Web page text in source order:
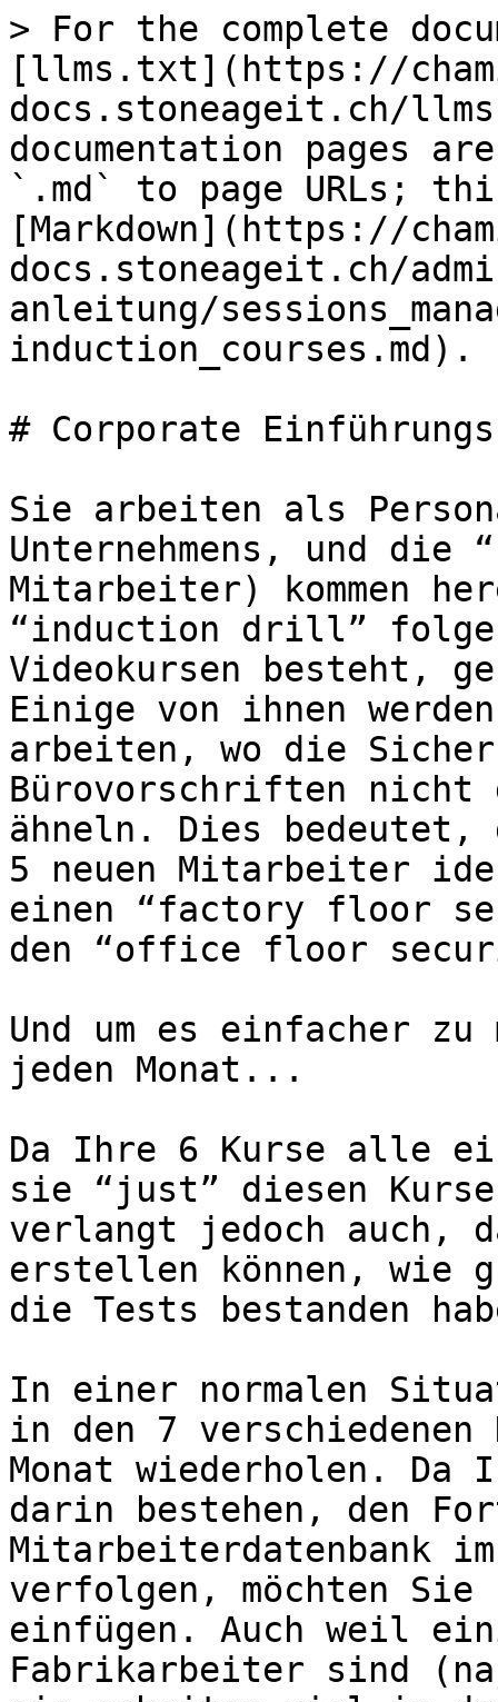
> For the complete
[llms.txt](https://
docs.stoneageit.ch/
documentation pages
`.md` to page URLs;
[Markdown](https://
docs.stoneageit.ch/
anleitung/
induction_courses.md).
# Corporate
Sie arbeiten als
Unternehmens, und die
Mitarbeiter) kommen
“induction drill”
Videokursen besteht,
Einige von ihnen
arbeiten, wo die
Bürovorschriften nicht
ähneln. Dies
5 neuen Mitarbeiter
einen “factory floor
den “office floor
Und um es einfacher
jeden Monat...
Da Ihre 6 Kurse alle
sie “just” diesen
verlangt jedoch auch,
erstellen können, wie
die Tests bestanden
In einer normalen
in den 7 verschiedenen
Monat wiederholen. Da
darin bestehen, den
Mitarbeiterdatenbank
verfolgen, möchten
einfügen. Auch weil
Fabrikarbeiter sind